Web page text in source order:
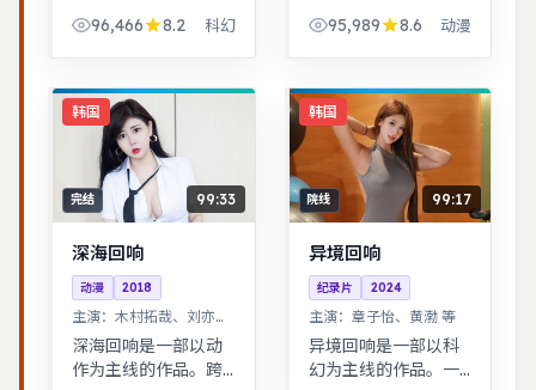
实感强，表演克制而
富有张力。历史背景
节考究，叙事沉稳。
96,466 8.2 科幻
记忆，视觉风格鲜
明，节奏张弛有度。
命运，细节考究，叙
事沉稳。
95,989 8.6 动漫
韩国
完结 99:33
深海回响
动漫 2018
主演： 木村拓哉、刘亦菲
等
深海回响是一部以动
作为主线的作品。跨
韩国
院线 99:17
异境回响
纪录片 2024
主演： 章子怡、黄渤 等
异境回响是一部以科
幻为主线的作品。一